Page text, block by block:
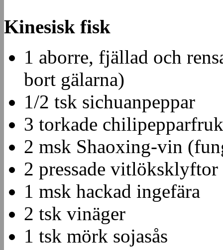
Kinesisk fisk
1 aborre, fjällad och
bort gälarna)
1/2 tsk sichuanpeppar
3 torkade
2 msk Shaoxing-vin
2 pressade vitlöksklyftor
1 msk hackad ingefära
2 tsk vinäger
1 tsk mörk sojasås